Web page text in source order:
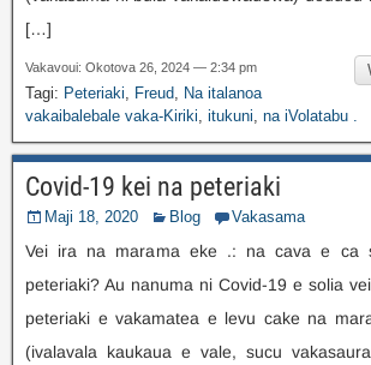
[…]
Vakavoui: Okotova 26, 2024 — 2:34 pm
Tagi: Peteriaki, Freud, Na italanoa
vakaibalebale vaka-Kiriki, itukuni, na iVolatabu .
Covid-19 kei na peteriaki
Maji 18, 2020 Blog Vakasama
Vei ira na marama eke .: na cava e ca
peteriaki? Au nanuma ni Covid-19 e solia
peteriaki e vakamatea e levu cake na
(ivalavala kaukaua e vale, sucu